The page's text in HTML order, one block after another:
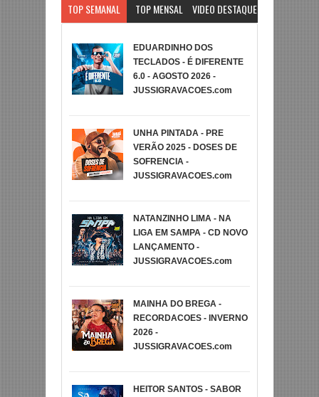
TOP SEMANAL TOP MENSAL VIDEO DESTAQUE
EDUARDINHO DOS
TECLADOS - É DIFERENTE
6.0 - AGOSTO 2026 -
JUSSIGRAVACOES.com
UNHA PINTADA - PRE
VERÃO 2025 - DOSES DE
SOFRENCIA -
JUSSIGRAVACOES.com
NATANZINHO LIMA - NA
LIGA EM SAMPA - CD NOVO
LANÇAMENTO -
JUSSIGRAVACOES.com
MAINHA DO BREGA -
RECORDACOES - INVERNO
2026 -
JUSSIGRAVACOES.com
HEITOR SANTOS - SABOR